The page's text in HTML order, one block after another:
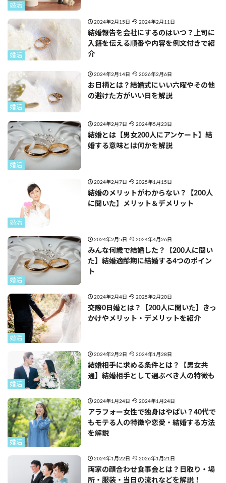
婚活
婚活
2024年2月15日 2024年2月11日
結婚報告を会社にするのはいつ？上司に
入籍を伝える順番や内容を例文付きで紹
介
婚活
2024年2月14日 2026年2月6日
お日柄とは？結婚式にいい六曜やその他
の避けた方がいい日を解説
婚活
2024年2月7日 2024年5月23日
結婚とは【男女200人にアンケート】結
婚する意味とは何かを解説
婚活
2024年2月7日 2025年1月15日
結婚のメリットがわからない？【200人
に聞いた】メリット＆デメリット
婚活
2024年2月5日 2024年4月26日
みんな何歳で結婚した？【200人に聞い
た】結婚適齢期に結婚する4つのポイン
ト
婚活
2024年2月4日 2025年2月20日
交際0日婚とは？【200人に聞いた】きっ
かけやメリット・デメリットを紹介
婚活
2024年2月2日 2024年1月28日
結婚相手に求める条件とは？【男女共
通】結婚相手として選ぶべき人の特徴も
婚活
2024年1月24日 2024年1月24日
アラフォー女性で独身はやばい？40代で
もモテる人の特徴や恋愛・結婚する方法
を解説
2024年1月22日 2026年1月21日
両家の顔合わせ食事会とは？日取り・場
所・服装・当日の流れなどを解説！